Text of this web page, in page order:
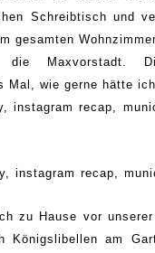
Schreibtisch und
gesamten
die Maxvorstadt.
Mal, wie gerne hätte
zu Hause vor
Königslibellen am